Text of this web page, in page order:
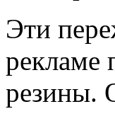
Эти
рекламе
резины.